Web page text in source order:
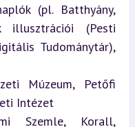
(pl. Batthyány,
illusztrációi (Pesti
Tudománytár),
Múzeum, Petőfi
Intézet
Szemle, Korall,